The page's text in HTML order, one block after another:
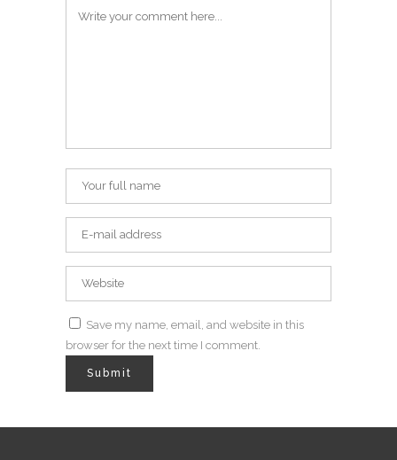
Save my name, email, and website in this
browser for the next time I comment.